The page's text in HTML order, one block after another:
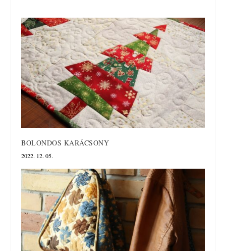
BOLONDOS KARÁCSONY
2022. 12. 05.